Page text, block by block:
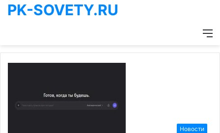
PK-SOVETY.RU
Новости